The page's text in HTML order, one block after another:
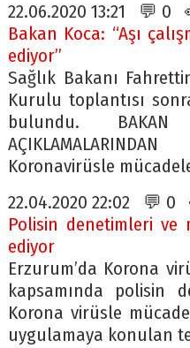
22.06.2020 13:21 💬 0
Bakan Koca: “Aşı
ediyor”
Sağlık Bakanı
Kurulu toplantısı
bulundu. BAKAN
Koronavirüsle
22.04.2020 22:02 💬 0
Polisin denetimleri ve
ediyor
Erzurum’da Korona
kapsamında polisin
Korona virüsle
uygulamaya konulan